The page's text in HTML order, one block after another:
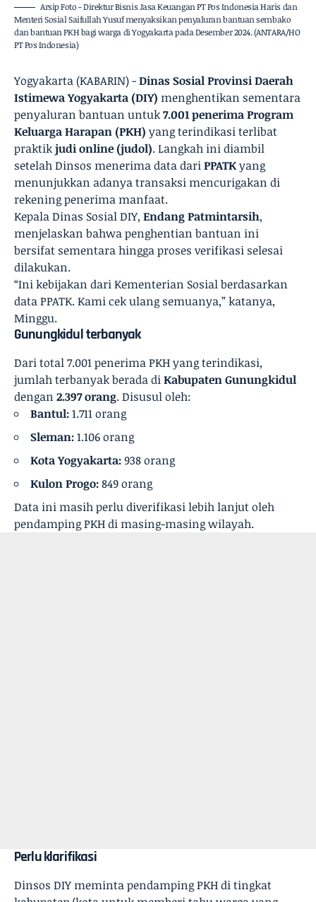
Arsip Foto - Direktur Bisnis Jasa Keuangan PT Pos Indonesia Haris dan
Menteri Sosial Saifullah Yusuf menyaksikan penyaluran bantuan sembako
dan bantuan PKH bagi warga di Yogyakarta pada Desember 2024. (ANTARA/HO
PT Pos Indonesia)
Yogyakarta (KABARIN) -Dinas Sosial Provinsi Daerah
Istimewa Yogyakarta (DIY) menghentikan sementara
penyaluran bantuan untuk7.001 penerima Program
Keluarga Harapan (PKH) yang terindikasi terlibat
praktikjudi online (judol). Langkah ini diambil
setelah Dinsos menerima data dariPPATKyang
menunjukkan adanya transaksi mencurigakan di
rekening penerima manfaat.
Kepala Dinas Sosial DIY, Endang Patmintarsih,
menjelaskan bahwa penghentian bantuan ini
bersifat sementara hingga proses verifikasi selesai
dilakukan.
“Ini kebijakan dari Kementerian Sosial berdasarkan
data PPATK. Kami cek ulang semuanya,” katanya,
Minggu.
Gunungkidul terbanyak
Dari total 7.001 penerima PKH yang terindikasi,
jumlah terbanyak berada diKabupaten Gunungkidul
dengan 2.397 orang. Disusul oleh:
Bantul:1.711 orang
Sleman:1.106 orang
Kota Yogyakarta:938 orang
Kulon Progo:849 orang
Data ini masih perlu diverifikasi lebih lanjut oleh
pendamping PKH di masing-masing wilayah.
Perlu klarifikasi
Dinsos DIY meminta pendamping PKH di tingkat